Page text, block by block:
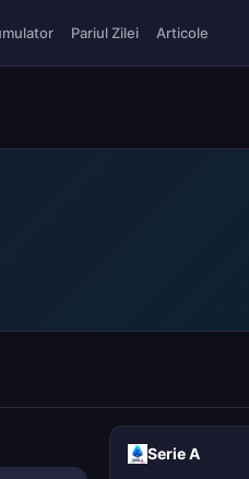
Pariul Zilei Articole
Serie A